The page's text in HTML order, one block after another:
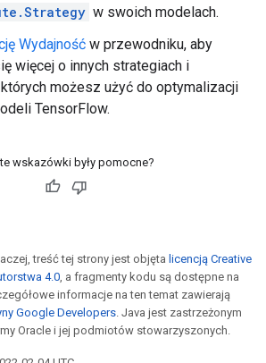
w swoich modelach.
Wydajność w przewodniku, aby
więcej o innych strategiach i
możesz użyć do optymalizacji
TensorFlow.
wskazówki były pomocne?
treść tej strony jest objęta licencją Creative
4.0, a fragmenty kodu są dostępne na
informacje na ten temat zawierają
Google Developers. Java jest zastrzeżonym
Oracle i jej podmiotów stowarzyszonych.